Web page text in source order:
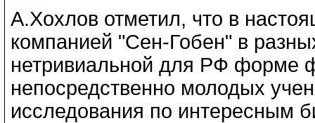
А.Хохлов отметил, что в
компанией "Сен-Гобен" в
нетривиальной для РФ форме
непосредственно молодых
исследования по интересным